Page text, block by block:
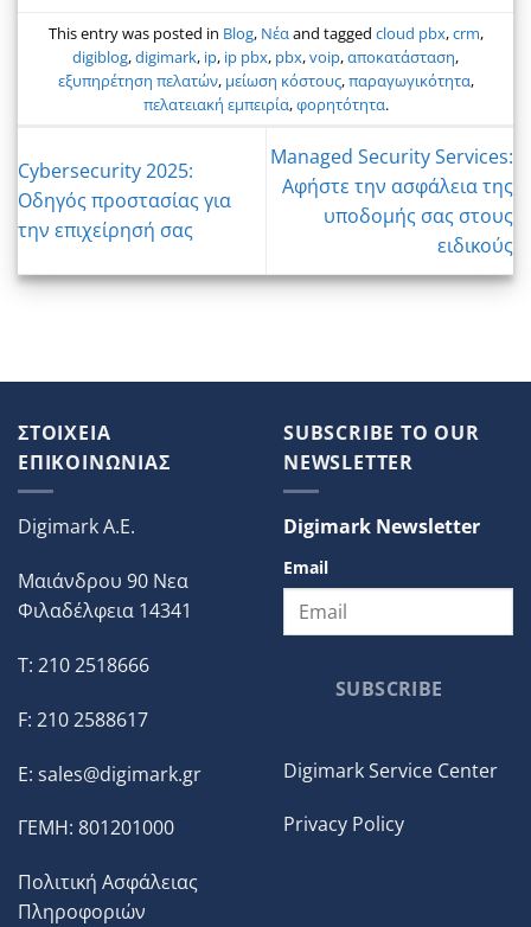
This entry was posted in Blog, Νέαand tagged cloud pbx,crm,
digiblog,digimark, ip, ip pbx, pbx,voip,αποκατάσταση,
εξυπηρέτηση πελατών, μείωση κόστους,παραγωγικότητα,
πελατειακή εμπειρία,φορητότητα.
Cybersecurity 2025:
Οδηγός προστασίας για
την επιχείρησή σας
Managed Security Services:
Αφήστε την ασφάλεια της
υποδομής σας στους
ειδικούς
ΣΤΟΙΧΕΙΑ
ΕΠΙΚΟΙΝΩΝΙΑΣ
Digimark A.E.
Μαιάνδρου 90 Νεα
Φιλαδέλφεια 14341
T: 210 2518666
F: 210 2588617
E: sales@digimark.gr
ΓΕΜΗ: 801201000
Πολιτική Ασφάλειας
Πληροφοριών
SUBSCRIBE TO OUR
NEWSLETTER
Digimark Newsletter
Email
SUBSCRIBE
Digimark Service Center
Privacy Policy